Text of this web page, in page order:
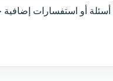
أو استفسارات